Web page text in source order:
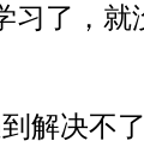
习了， 就
解决不